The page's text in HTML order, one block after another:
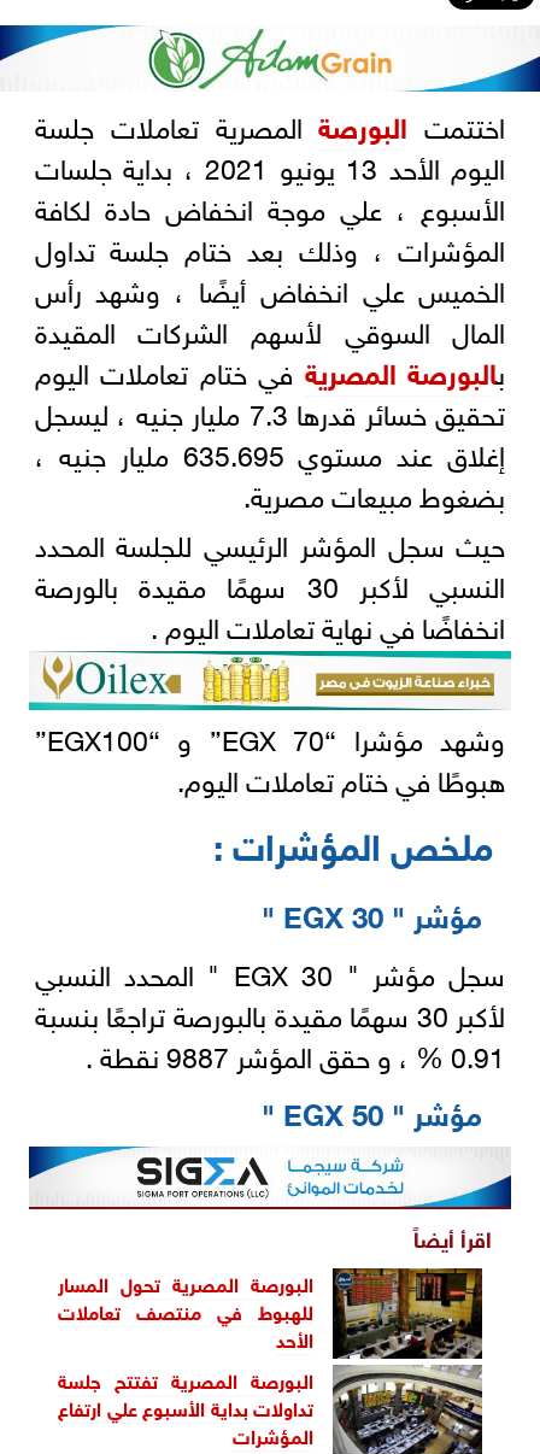
اختتمت البورصةالمصرية تعاملات جلسة
اليوم الأحد 13 يونيو 2021 ، بداية جلسات
الأسبوع ، علي موجة انخفاض حادة لكافة
المؤشرات ، وذلك بعد ختام جلسة تداول
الخميس علي انخفاض أيضًا ، وشهد رأس
المال السوقي لأسهم الشركات المقيدة
بالبورصة المصرية في ختام تعاملات اليوم
تحقيق خسائر قدرها 7.3 مليار جنيه ، ليسجل
إغلاق عند مستوي 635.695 مليار جنيه ،
بضغوط مبيعات مصرية.
حيث سجل المؤشر الرئيسي للجلسة المحدد
النسبي لأكبر 30 سهمًا مقيدة بالورصة
انخفاضًا في نهاية تعاملات اليوم .
وشهد مؤشرا “EGX 70” و “EGX100”
هبوطًا في ختام تعاملات اليوم.
ملخص المؤشرات :
مؤشر " EGX 30 "
سجل مؤشر " EGX 30 " المحدد النسبي
لأكبر 30 سهمًا مقيدة بالبورصة تراجعًا بنسبة
0.91 % ، و حقق المؤشر 9887 نقطة .
مؤشر " EGX 50 "
اقرأ أيضاً
البورصة المصرية تحول المسار
للهبوط في منتصف تعاملات
الأحد
البورصة المصرية تفتتح جلسة
تداولات بداية الأسبوع علي ارتفاع
المؤشرات